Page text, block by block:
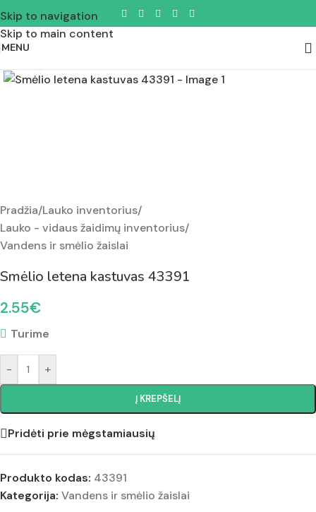
Skip to navigation
Skip to main content
MENU
Pradžia/Lauko inventorius/
Lauko - vidaus žaidimų inventorius/
Vandens ir smėlio žaislai
Smėlio letena kastuvas 43391
2.55€
Turime
- +
Į KREPŠELĮ
Pridėti prie mėgstamiausių
Produkto kodas: 43391
Kategorija: Vandens ir smėlio žaislai